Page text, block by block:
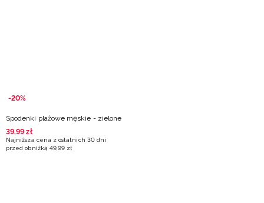
-20%
Spodenki plażowe męskie - zielone
39,99 zł
Najniższa cena z ostatnich 30 dni
przed obniżką 49,99 zł